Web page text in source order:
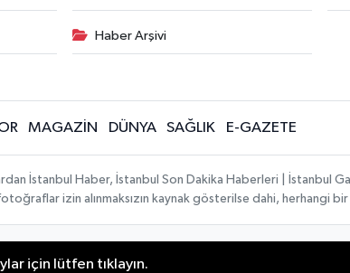
Haber Arşivi
MAGAZİN DÜNYA SAĞLIK E-GAZETE
İstanbul Haber, İstanbul Son Dakika Haberleri | İstanbul
izin alınmaksızın kaynak gösterilse dahi, herhangi
için lütfen tıklayın.